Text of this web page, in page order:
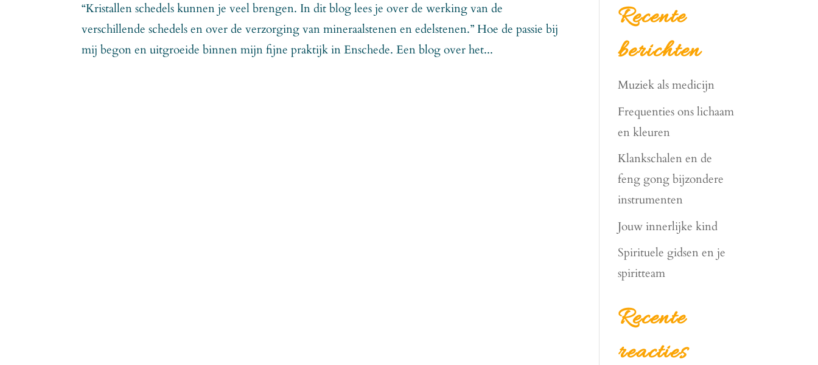
“Kristallen schedels kunnen je veel brengen. In dit blog lees je over de werking van de
verschillende schedels en over de verzorging van mineraalstenen en edelstenen.” Hoe de passie bij
mij begon en uitgroeide binnen mijn fijne praktijk in Enschede. Een blog over het...
Recente
berichten
Muziek als medicijn
Frequenties ons lichaam
en kleuren
Klankschalen en de
feng gong bijzondere
instrumenten
Jouw innerlijke kind
Spirituele gidsen en je
spiritteam
Recente
reacties